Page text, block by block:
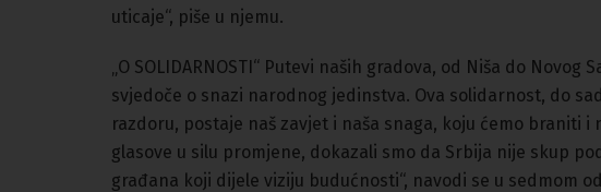
uticaje“, piše u njemu.
„O SOLIDARNOSTI“ Putevi naših gradova, od Niša do Novog
svjedoče o snazi narodnog jedinstva. Ova solidarnost, do
razdoru, postaje naš zavjet i naša snaga, koju ćemo braniti
glasove u silu promjene, dokazali smo da Srbija nije skup
građana koji dijele viziju budućnosti“, navodi se u sedmom